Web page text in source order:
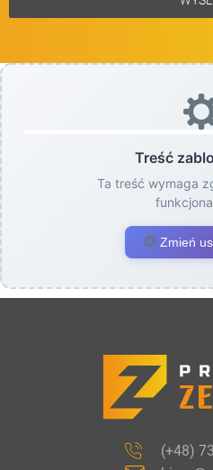
Treść
Ta treść wymaga
Zmień
(+48)